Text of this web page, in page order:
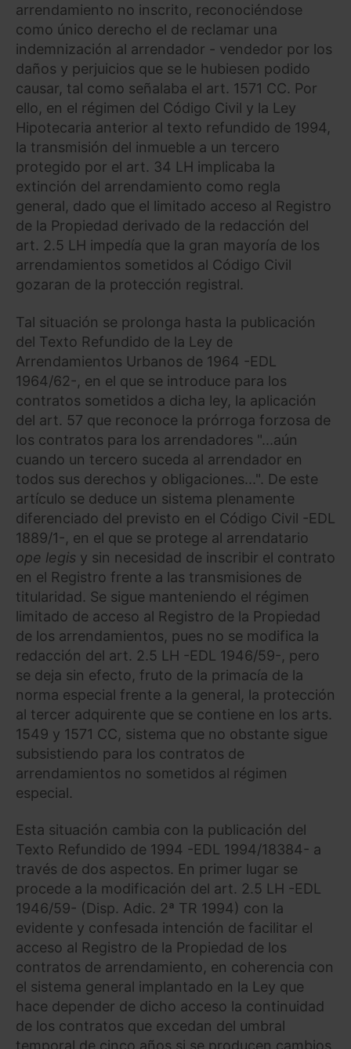
arrendamiento no inscrito, reconociéndose
como único derecho el de reclamar una
indemnización al arrendador - vendedor por los
daños y perjuicios que se le hubiesen podido
causar, tal como señalaba el art. 1571 CC. Por
ello, en el régimen del Código Civil y la Ley
Hipotecaria anterior al texto refundido de 1994,
la transmisión del inmueble a un tercero
protegido por el art. 34 LH implicaba la
extinción del arrendamiento como regla
general, dado que el limitado acceso al Registro
de la Propiedad derivado de la redacción del
art. 2.5 LH impedía que la gran mayoría de los
arrendamientos sometidos al Código Civil
gozaran de la protección registral.
Tal situación se prolonga hasta la publicación
del Texto Refundido de la Ley de
Arrendamientos Urbanos de 1964 -EDL
1964/62-, en el que se introduce para los
contratos sometidos a dicha ley, la aplicación
del art. 57 que reconoce la prórroga forzosa de
los contratos para los arrendadores "...aún
cuando un tercero suceda al arrendador en
todos sus derechos y obligaciones...". De este
artículo se deduce un sistema plenamente
diferenciado del previsto en el Código Civil -EDL
1889/1-, en el que se protege al arrendatario
ope legis y sin necesidad de inscribir el contrato
en el Registro frente a las transmisiones de
titularidad. Se sigue manteniendo el régimen
limitado de acceso al Registro de la Propiedad
de los arrendamientos, pues no se modifica la
redacción del art. 2.5 LH -EDL 1946/59-, pero
se deja sin efecto, fruto de la primacía de la
norma especial frente a la general, la protección
al tercer adquirente que se contiene en los arts.
1549 y 1571 CC, sistema que no obstante sigue
subsistiendo para los contratos de
arrendamientos no sometidos al régimen
especial.
Esta situación cambia con la publicación del
Texto Refundido de 1994 -EDL 1994/18384- a
través de dos aspectos. En primer lugar se
procede a la modificación del art. 2.5 LH -EDL
1946/59- (Disp. Adic. 2ª TR 1994) con la
evidente y confesada intención de facilitar el
acceso al Registro de la Propiedad de los
contratos de arrendamiento, en coherencia con
el sistema general implantado en la Ley que
hace depender de dicho acceso la continuidad
de los contratos que excedan del umbral
temporal de cinco años si se producen cambios